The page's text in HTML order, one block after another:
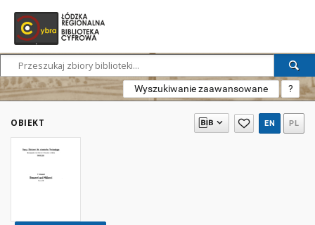
Wyszukiwanie zaawansowane ?
OBIEKT EN PL